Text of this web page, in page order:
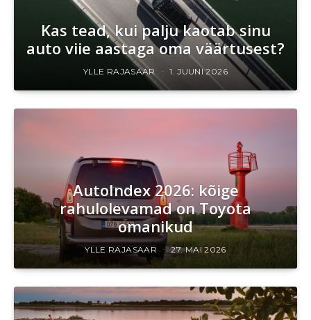
Kas tead, kui palju kaotab sinu
auto viie aastaga oma väärtusest?
YLLE RAJASAAR 1. JUUNI 2026
AutoIndex 2026: kõige
rahulolevamad on Toyota
omanikud
YLLE RAJASAAR 27. MAI 2026